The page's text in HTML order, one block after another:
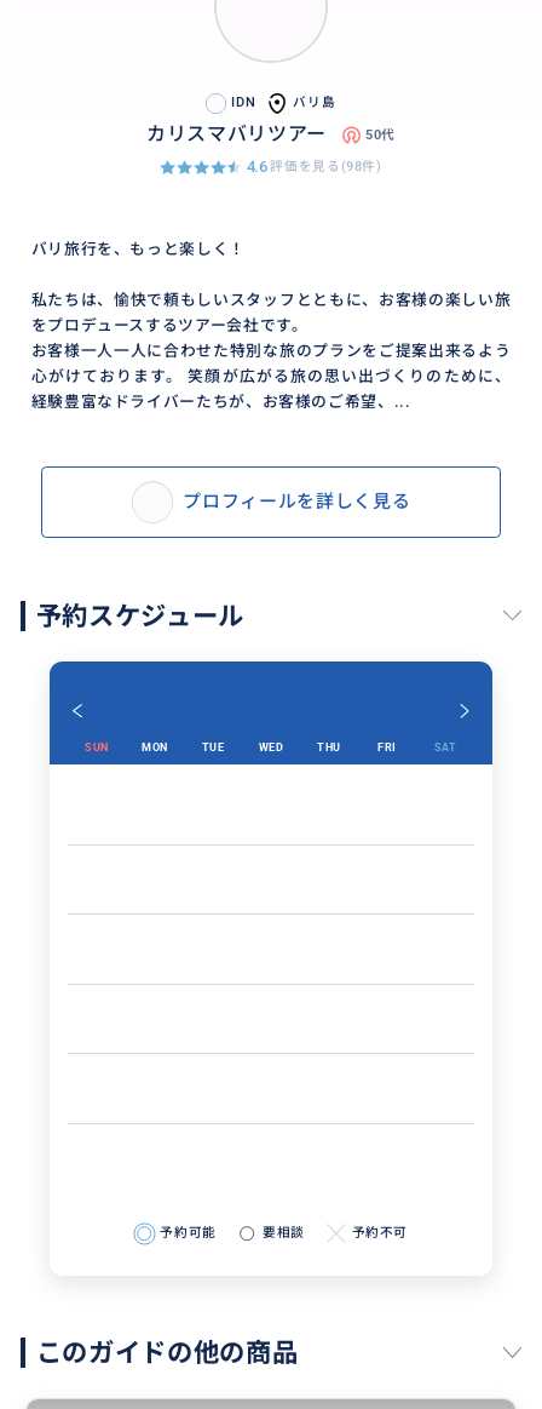
IDN バリ島
カリスマバリツアー 50代
4.6評価を見る(98件)
バリ旅行を、もっと楽しく！
私たちは、愉快で頼もしいスタッフとともに、お客様の楽しい旅
をプロデュースするツアー会社です。
お客様一人一人に合わせた特別な旅のプランをご提案出来るよう
心がけております。 笑顔が広がる旅の思い出づくりのために、
経験豊富なドライバーたちが、お客様のご希望、...
プロフィールを詳しく見る
予約スケジュール
SUN MON TUE WED THU FRI SAT
予約可能 要相談 予約不可
このガイドの他の商品